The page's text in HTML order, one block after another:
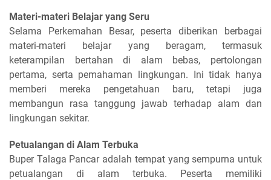
Materi-materi Belajar yang Seru
Selama Perkemahan Besar, peserta diberikan berbagai
materi-materi belajar yang beragam, termasuk
keterampilan bertahan di alam bebas, pertolongan
pertama, serta pemahaman lingkungan. Ini tidak hanya
memberi mereka pengetahuan baru, tetapi juga
membangun rasa tanggung jawab terhadap alam dan
lingkungan sekitar.
Petualangan di Alam Terbuka
Buper Talaga Pancar adalah tempat yang sempurna untuk
petualangan di alam terbuka. Peserta memiliki